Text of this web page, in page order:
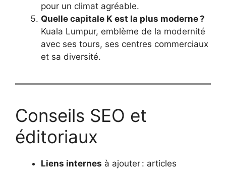
pour un climat agréable.
Quelle capitale K est la plus moderne ?
Kuala Lumpur, emblème de la modernité
avec ses tours, ses centres commerciaux
et sa diversité.
Conseils SEO et
éditoriaux
Liens internes à ajouter : articles